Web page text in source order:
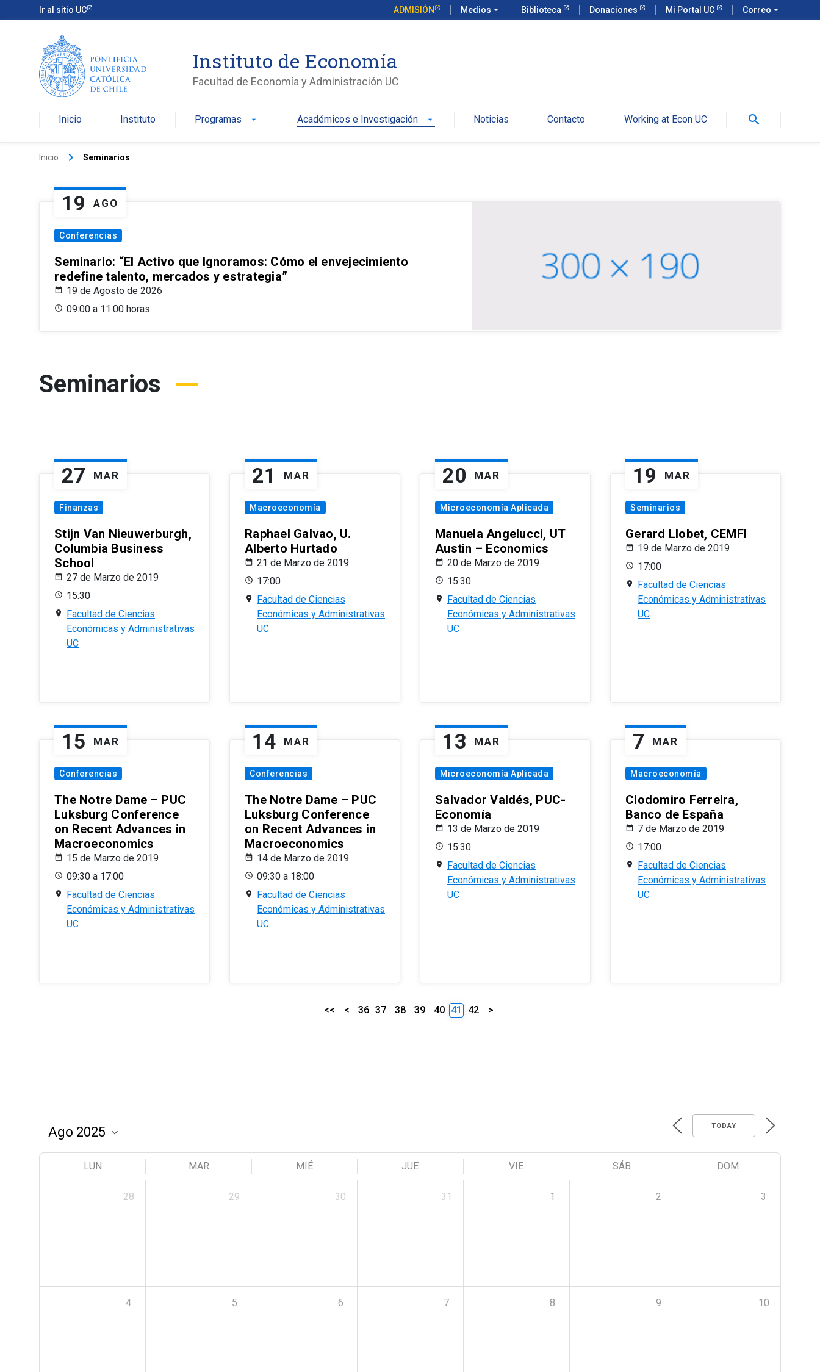
Ir al sitio UC ADMISIÓN Medios arrow_drop_down Biblioteca Donaciones Mi Portal UC Correo arrow_drop_down
Instituto de Economía
Facultad de Economía y Administración UC
Inicio Instituto Programas arrow_drop_down Académicos e Investigación arrow_drop_down Noticias Contacto Working at Econ UC search
Inicio keyboard_arrow_right Seminarios
19 AGO
Conferencias
Seminario: “El Activo que Ignoramos: Cómo el envejecimiento
redefine talento, mercados y estrategia”
19 de Agosto de 2026
09:00 a 11:00 horas
Seminarios
27 MAR
Finanzas
Stijn Van Nieuwerburgh,
Columbia Business
School
27 de Marzo de 2019
15:30
Facultad de Ciencias
Económicas y Administrativas
UC
21 MAR
Macroeconomía
Raphael Galvao, U.
Alberto Hurtado
21 de Marzo de 2019
17:00
Facultad de Ciencias
Económicas y Administrativas
UC
20 MAR
Microeconomía Aplicada
Manuela Angelucci, UT
Austin – Economics
20 de Marzo de 2019
15:30
Facultad de Ciencias
Económicas y Administrativas
UC
19 MAR
Seminarios
Gerard Llobet, CEMFI
19 de Marzo de 2019
17:00
Facultad de Ciencias
Económicas y Administrativas
UC
15 MAR
Conferencias
The Notre Dame – PUC
Luksburg Conference
on Recent Advances in
Macroeconomics
15 de Marzo de 2019
09:30 a 17:00
Facultad de Ciencias
Económicas y Administrativas
UC
14 MAR
Conferencias
The Notre Dame – PUC
Luksburg Conference
on Recent Advances in
Macroeconomics
14 de Marzo de 2019
09:30 a 18:00
Facultad de Ciencias
Económicas y Administrativas
UC
13 MAR
Microeconomía Aplicada
Salvador Valdés, PUC-
Economía
13 de Marzo de 2019
15:30
Facultad de Ciencias
Económicas y Administrativas
UC
7 MAR
Macroeconomía
Clodomiro Ferreira,
Banco de España
7 de Marzo de 2019
17:00
Facultad de Ciencias
Económicas y Administrativas
UC
<< < 36 37 38 39 40 41 42 >
TODAY
LUN MAR MIÉ JUE VIE SÁB DOM
28 29 30 31 1 2 3
4 5 6 7 8 9 10